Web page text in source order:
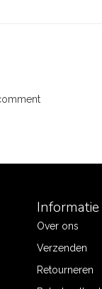
Informatie
Over ons
Verzenden
Retourneren